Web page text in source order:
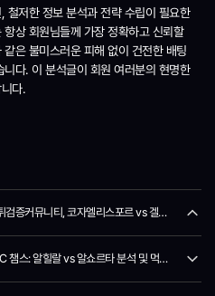
철저한 정보 분석과 전략 수립이 필요한
상 회원님들께 가장 정확하고 신뢰할
은 불미스러운 피해 없이 건전한 배팅
다. 이 분석글이 회원 여러분의 현명한
다.
2025년 11월 29일 먹튀검증커뮤니티, 코자엘리스포르 vs 겔슈라빌리지 심층 분석
2025년 11월 26일 AFC 챔스: 알힐랄 vs 알쇼르타 분석 및 먹튀제보 없는 배팅 가이드